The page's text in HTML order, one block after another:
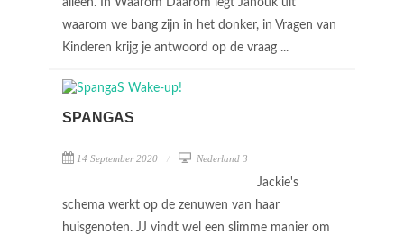
alleen. In Waarom Daarom legt Janouk uit
waarom we bang zijn in het donker, in Vragen van
Kinderen krijg je antwoord op de vraag ...
SPANGAS
14 September 2020 Nederland 3
Jackie's
schema werkt op de zenuwen van haar
huisgenoten. JJ vindt wel een slimme manier om